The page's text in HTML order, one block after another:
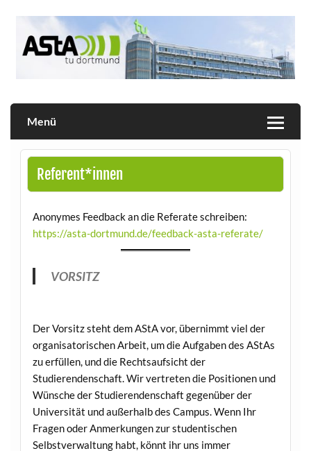
Menü
Referent*innen
Anonymes Feedback an die Referate schreiben:
https://asta-dortmund.de/feedback-asta-referate/
VORSITZ
Der Vorsitz steht dem AStA vor, übernimmt viel der
organisatorischen Arbeit, um die Aufgaben des AStAs
zu erfüllen, und die Rechtsaufsicht der
Studierendenschaft. Wir vertreten die Positionen und
Wünsche der Studierendenschaft gegenüber der
Universität und außerhalb des Campus. Wenn Ihr
Fragen oder Anmerkungen zur studentischen
Selbstverwaltung habt, könnt ihr uns immer